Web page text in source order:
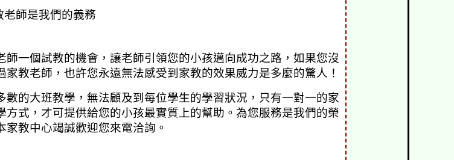
師是我們的義務
師一個試教的機會，讓老師引領您的小孩邁向成功之路，如果您沒
家教老師，也許您永遠無法感受到家教的效果威力是多麼的驚人！
數的大班教學，無法顧及到每位學生的學習狀況，只有一對一的家
方式，才可提供給您的小孩最實質上的幫助。為您服務是我們的榮
家教中心竭誠歡迎您來電洽詢。